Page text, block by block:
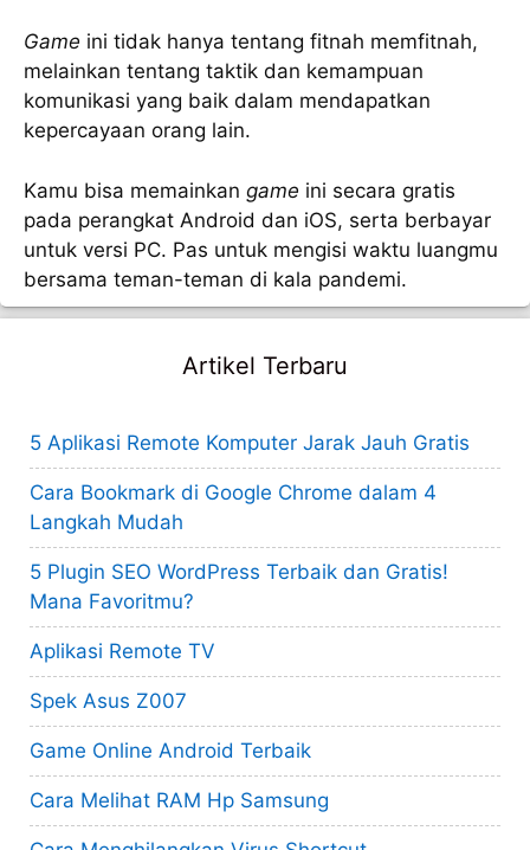
Game ini tidak hanya tentang fitnah memfitnah,
melainkan tentang taktik dan kemampuan
komunikasi yang baik dalam mendapatkan
kepercayaan orang lain.
Kamu bisa memainkan game ini secara gratis
pada perangkat Android dan iOS, serta berbayar
untuk versi PC. Pas untuk mengisi waktu luangmu
bersama teman-teman di kala pandemi.
Artikel Terbaru
5 Aplikasi Remote Komputer Jarak Jauh Gratis
Cara Bookmark di Google Chrome dalam 4
Langkah Mudah
5 Plugin SEO WordPress Terbaik dan Gratis!
Mana Favoritmu?
Aplikasi Remote TV
Spek Asus Z007
Game Online Android Terbaik
Cara Melihat RAM Hp Samsung